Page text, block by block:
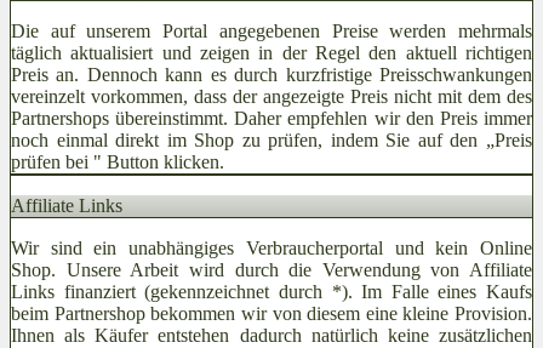
Die auf unserem Portal angegebenen Preise werden mehrmals
täglich aktualisiert und zeigen in der Regel den aktuell richtigen
Preis an. Dennoch kann es durch kurzfristige Preisschwankungen
vereinzelt vorkommen, dass der angezeigte Preis nicht mit dem des
Partnershops übereinstimmt. Daher empfehlen wir den Preis immer
noch einmal direkt im Shop zu prüfen, indem Sie auf den „Preis
prüfen bei " Button klicken.
Affiliate Links
Wir sind ein unabhängiges Verbraucherportal und kein Online
Shop. Unsere Arbeit wird durch die Verwendung von Affiliate
Links finanziert (gekennzeichnet durch *). Im Falle eines Kaufs
beim Partnershop bekommen wir von diesem eine kleine Provision.
Ihnen als Käufer entstehen dadurch natürlich keine zusätzlichen